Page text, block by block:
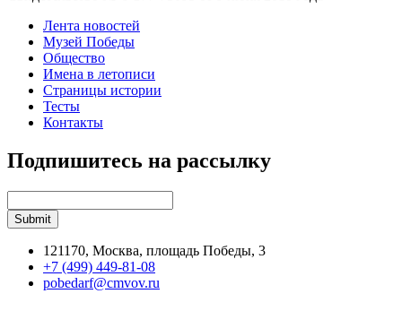
Лента новостей
Музей Победы
Общество
Имена в летописи
Страницы истории
Тесты
Контакты
Подпишитесь на рассылку
121170, Москва, площадь Победы, 3
+7 (499) 449-81-08
pobedarf@cmvov.ru